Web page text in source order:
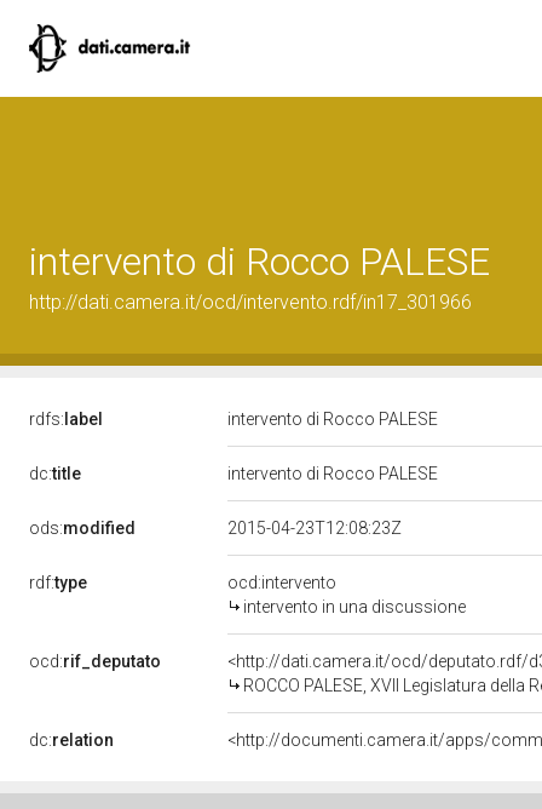
intervento di Rocco PALESE
http://dati.camera.it/ocd/intervento.rdf/in17_301966
rdfs: label intervento di Rocco PALESE
dc:title intervento di Rocco PALESE
ods:modified 2015-04-23T12:08:23Z
rdf:type
ocd:intervento
intervento in una discussione
ocd:rif_deputato
<http://dati.camera.it/ocd/deputato.rdf/
ROCCO PALESE, XVII Legislatura della
dc:relation